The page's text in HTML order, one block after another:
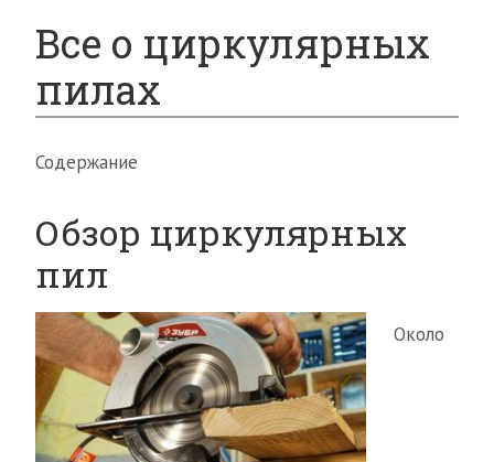
Все о циркулярных
пилах
Содержание
Обзор циркулярных
пил
Около